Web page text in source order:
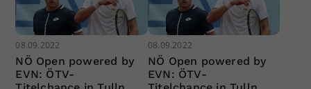
08.09.2022
NÖ Open powered by
EVN: ÖTV-
08.09.2022
NÖ Open powered by
EVN: ÖTV-